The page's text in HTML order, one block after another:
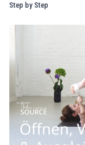
Step by Step